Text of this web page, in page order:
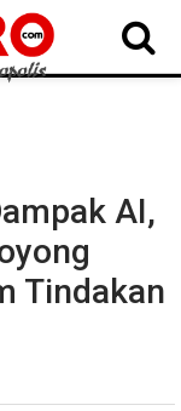
BATUBARA DELISERDANG
AI,
Tindakan